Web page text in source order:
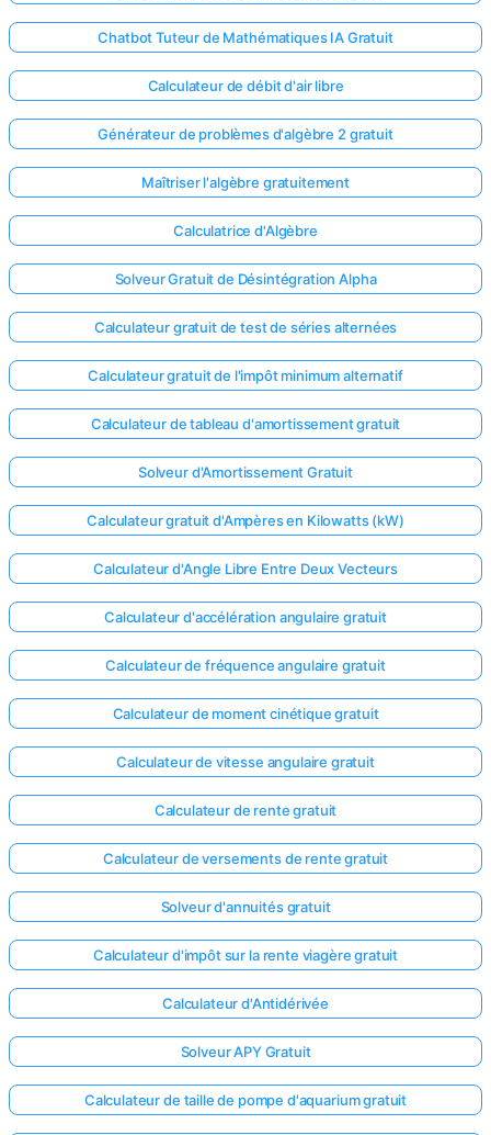
Chatbot Tuteur de Mathématiques IA Gratuit
Calculateur de débit d'air libre
Générateur de problèmes d'algèbre 2 gratuit
Maîtriser l'algèbre gratuitement
Calculatrice d'Algèbre
Solveur Gratuit de Désintégration Alpha
Calculateur gratuit de test de séries alternées
Calculateur gratuit de l'impôt minimum alternatif
Calculateur de tableau d'amortissement gratuit
Solveur d'Amortissement Gratuit
Calculateur gratuit d'Ampères en Kilowatts (kW)
Calculateur d'Angle Libre Entre Deux Vecteurs
Calculateur d'accélération angulaire gratuit
Calculateur de fréquence angulaire gratuit
Calculateur de moment cinétique gratuit
Calculateur de vitesse angulaire gratuit
Calculateur de rente gratuit
Calculateur de versements de rente gratuit
Solveur d'annuités gratuit
Calculateur d'impôt sur la rente viagère gratuit
Calculateur d'Antidérivée
Solveur APY Gratuit
Calculateur de taille de pompe d'aquarium gratuit